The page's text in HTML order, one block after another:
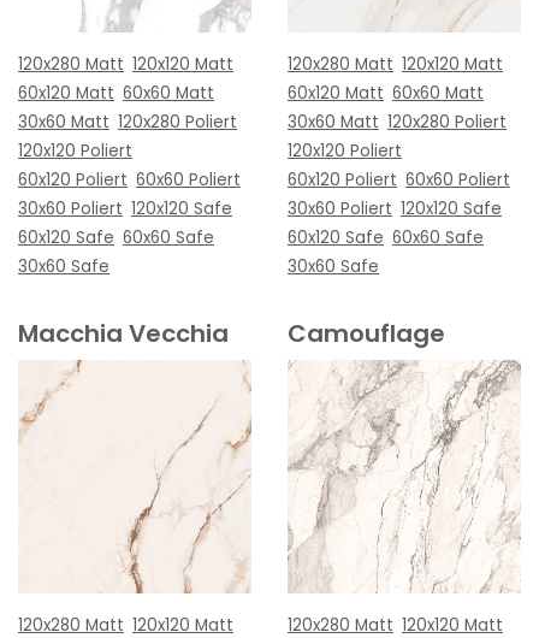
120x280 Matt 120x120 Matt
60x120 Matt 60x60 Matt
30x60 Matt 120x280 Poliert
120x120 Poliert
60x120 Poliert 60x60 Poliert
30x60 Poliert 120x120 Safe
60x120 Safe 60x60 Safe
30x60 Safe
120x280 Matt 120x120 Matt
60x120 Matt 60x60 Matt
30x60 Matt 120x280 Poliert
120x120 Poliert
60x120 Poliert 60x60 Poliert
30x60 Poliert 120x120 Safe
60x120 Safe 60x60 Safe
30x60 Safe
Macchia Vecchia
120x280 Matt 120x120 Matt
Camouflage
120x280 Matt 120x120 Matt